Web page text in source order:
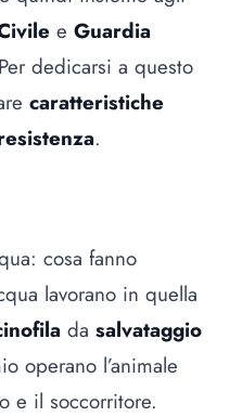
e Guardia
dedicarsi a questo
caratteristiche
.
cosa fanno
lavorano in quella
da salvataggio
operano l’animale
e il soccorritore.